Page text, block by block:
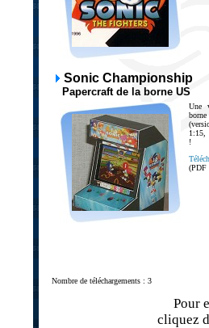
Sonic Championship
Papercraft de la borne US
Une
1:15,
!
(PDF
Nombre de téléchargements : 3
Pour
cliquez